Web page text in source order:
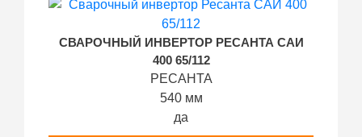
СВАРОЧНЫЙ ИНВЕРТОР РЕСАНТА САИ
400 65/112
РЕСАНТА
540 мм
да